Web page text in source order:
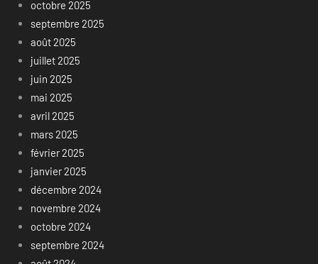
octobre 2025
septembre 2025
août 2025
juillet 2025
juin 2025
mai 2025
avril 2025
mars 2025
février 2025
janvier 2025
décembre 2024
novembre 2024
octobre 2024
septembre 2024